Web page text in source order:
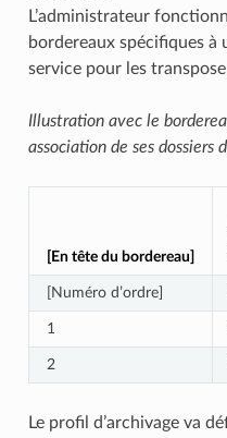
L’administrateur
bordereaux spécifiques à
service pour les
Illustration avec le
association de ses dossiers
[En tête du bordereau]
[Numéro d’ordre]
1
2
Le profil d’archivage va